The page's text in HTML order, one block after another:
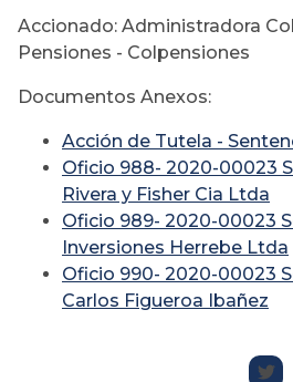
Accionado: Administradora
Pensiones - Colpensiones
Documentos Anexos:
Acción de Tutela -
Oficio 988- 2020-00023
Rivera y Fisher Cia Ltda
Oficio 989- 2020-00023
Inversiones Herrebe Ltda
Oficio 990- 2020-00023
Carlos Figueroa Ibañez